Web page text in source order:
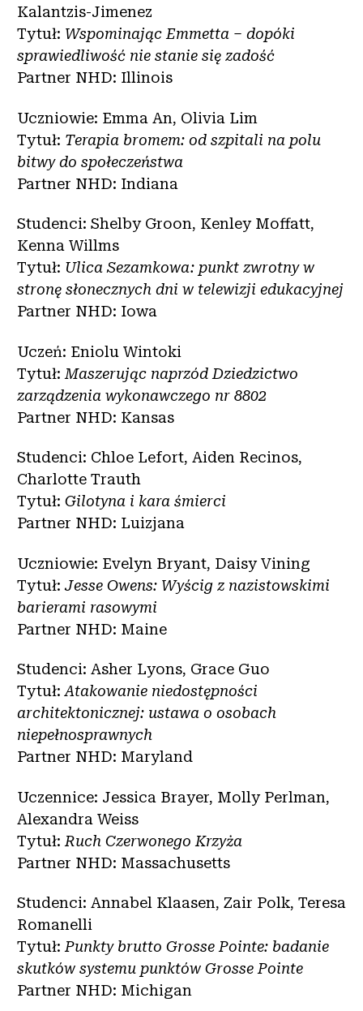
Kalantzis-Jimenez
Tytuł: Wspominając Emmetta – dopóki
sprawiedliwość nie stanie się zadość
Partner NHD: Illinois
Uczniowie: Emma An, Olivia Lim
Tytuł: Terapia bromem: od szpitali na polu
bitwy do społeczeństwa
Partner NHD: Indiana
Studenci: Shelby Groon, Kenley Moffatt,
Kenna Willms
Tytuł: Ulica Sezamkowa: punkt zwrotny w
stronę słonecznych dni w telewizji edukacyjnej
Partner NHD: Iowa
Uczeń: Eniolu Wintoki
Tytuł: Maszerując naprzód Dziedzictwo
zarządzenia wykonawczego nr 8802
Partner NHD: Kansas
Studenci: Chloe Lefort, Aiden Recinos,
Charlotte Trauth
Tytuł: Gilotyna i kara śmierci
Partner NHD: Luizjana
Uczniowie: Evelyn Bryant, Daisy Vining
Tytuł:Jesse Owens: Wyścig z nazistowskimi
barierami rasowymi
Partner NHD: Maine
Studenci: Asher Lyons, Grace Guo
Tytuł:Atakowanie niedostępności
architektonicznej: ustawa o osobach
niepełnosprawnych
Partner NHD: Maryland
Uczennice: Jessica Brayer, Molly Perlman,
Alexandra Weiss
Tytuł: Ruch Czerwonego Krzyża
Partner NHD: Massachusetts
Studenci: Annabel Klaasen, Zair Polk, Teresa
Romanelli
Tytuł:Punkty brutto Grosse Pointe: badanie
skutków systemu punktów Grosse Pointe
Partner NHD: Michigan